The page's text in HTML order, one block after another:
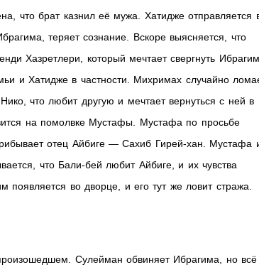
что брат казнил её мужа. Хатидже отправляется
теряет сознание. Вскоре выясняется, что
Хазретлери, который мечтает свергнуть
и Хатидже в частности. Михримах случайно
что любит другую и мечтает вернуться с ней в
на помолвке Мустафы. Мустафа по просьбе
отец Айбиге — Сахиб Гирей-хан. Мустафа
что Бали-бей любит Айбиге, и их чувства
во дворце, и его тут же ловит стража.
Сулейман обвиняет Ибрагима, но всё